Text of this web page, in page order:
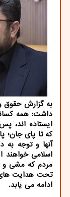
به گزارش حقوق
داشت: همه
ایستاده اند،
که تا پای جان؛
آنها و توجه
اسلامی
مردم که مشی و
تحت هدایت های
ادامه می یابد.